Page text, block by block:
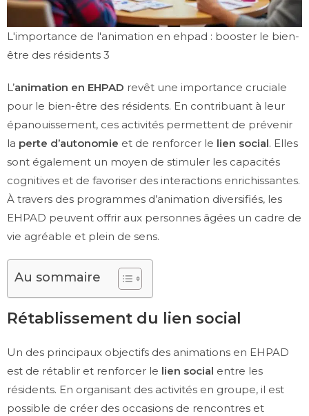
L'importance de l'animation en ehpad : booster le bien-
être des résidents 3
L’animation en EHPAD revêt une importance cruciale
pour le bien-être des résidents. En contribuant à leur
épanouissement, ces activités permettent de prévenir
la perte d’autonomie et de renforcer le lien social. Elles
sont également un moyen de stimuler les capacités
cognitives et de favoriser des interactions enrichissantes.
À travers des programmes d’animation diversifiés, les
EHPAD peuvent offrir aux personnes âgées un cadre de
vie agréable et plein de sens.
Au sommaire
Rétablissement du lien social
Un des principaux objectifs des animations en EHPAD
est de rétablir et renforcer le lien social entre les
résidents. En organisant des activités en groupe, il est
possible de créer des occasions de rencontres et